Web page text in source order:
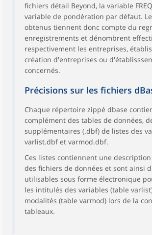
fichiers détail Beyond, la variable
variable de pondération par défaut.
obtenus tiennent donc compte du
enregistrements et dénombrent
respectivement les entreprises,
création d'entreprises ou
concernés.
Précisions sur les fichiers
Chaque répertoire zippé dbase
complément des tables de données,
supplémentaires (.dbf) de listes des
varlist.dbf et varmod.dbf.
Ces listes contiennent une
des fichiers de données et sont ainsi
utilisables sous forme électronique
les intitulés des variables (table
modalités (table varmod) lors de la
tableaux.